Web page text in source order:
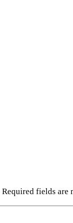
Required fields are